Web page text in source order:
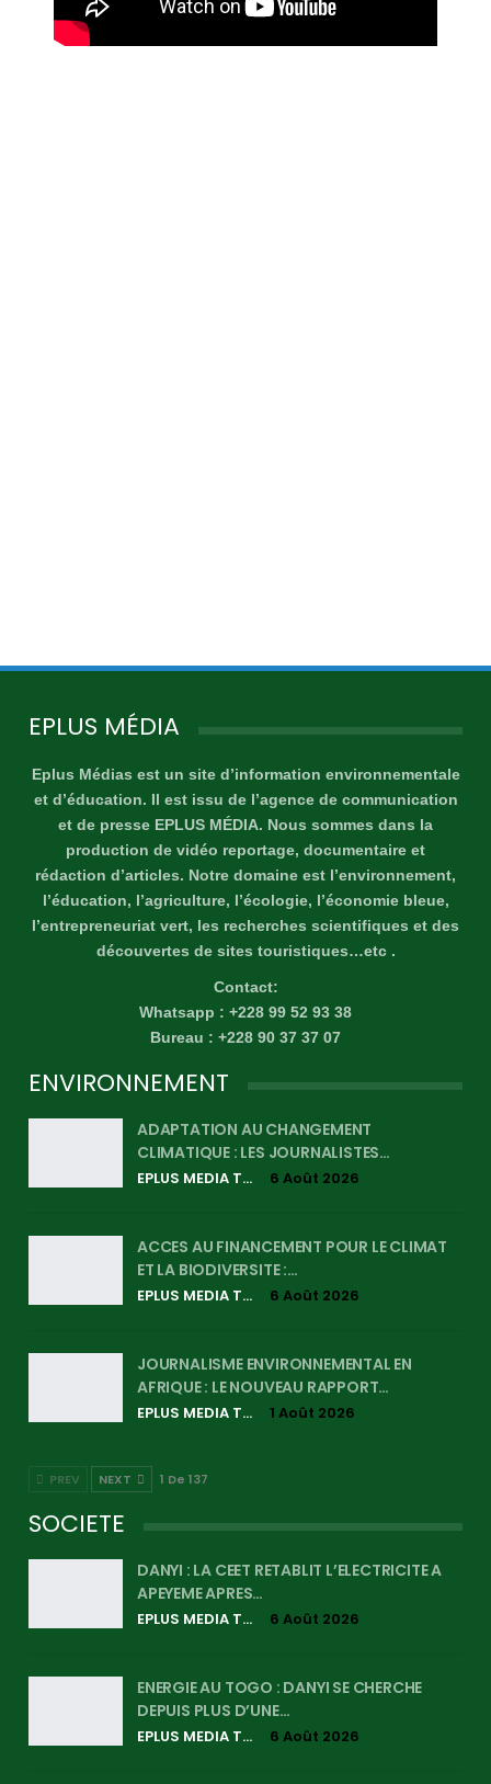
EPLUS MÉDIA
Eplus Médias est un site d’information environnementale
et d’éducation. Il est issu de l’agence de communication
et de presse EPLUS MÉDIA. Nous sommes dans la
production de vidéo reportage, documentaire et
rédaction d’articles. Notre domaine est l’environnement,
l’éducation, l’agriculture, l’écologie, l’économie bleue,
l’entrepreneuriat vert, les recherches scientifiques et des
découvertes de sites touristiques…etc .
Contact:
Whatsapp : +228 99 52 93 38
Bureau : +228 90 37 37 07
ENVIRONNEMENT
ADAPTATION AU CHANGEMENT
CLIMATIQUE : LES JOURNALISTES…
EPLUS MEDIA TV 6 Août 2026
ACCES AU FINANCEMENT POUR LE CLIMAT
ET LA BIODIVERSITE :…
EPLUS MEDIA TV 6 Août 2026
JOURNALISME ENVIRONNEMENTAL EN
AFRIQUE : LE NOUVEAU RAPPORT…
EPLUS MEDIA TV 1 Août 2026
PREV NEXT 1 De 137
SOCIETE
DANYI : LA CEET RETABLIT L’ELECTRICITE A
APEYEME APRES…
EPLUS MEDIA TV 6 Août 2026
ENERGIE AU TOGO : DANYI SE CHERCHE
DEPUIS PLUS D’UNE…
EPLUS MEDIA TV 6 Août 2026